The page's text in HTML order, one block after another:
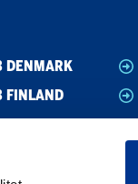
DENMARK
FINLAND
NORWAY